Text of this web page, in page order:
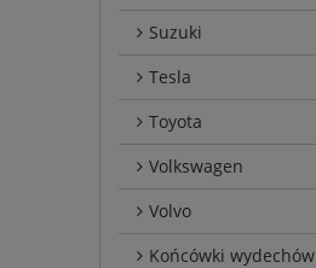
Suzuki
Tesla
Toyota
Volkswagen
Volvo
Końcówki wydechów